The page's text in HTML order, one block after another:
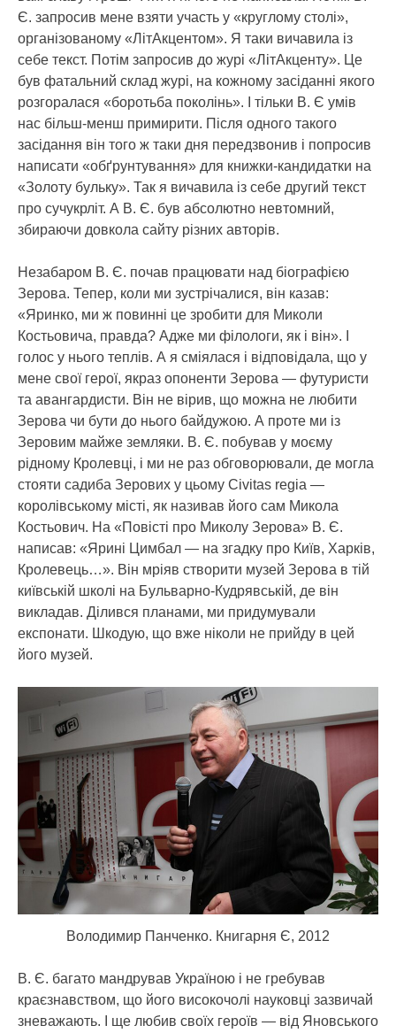
Є. запросив мене взяти участь у «круглому столі»,
організованому «ЛітАкцентом». Я таки вичавила із
себе текст. Потім запросив до журі «ЛітАкценту». Це
був фатальний склад журі, на кожному засіданні якого
розгоралася «боротьба поколінь». І тільки В. Є умів
нас більш-менш примирити. Після одного такого
засідання він того ж таки дня передзвонив і попросив
написати «обґрунтування» для книжки-кандидатки на
«Золоту бульку». Так я вичавила із себе другий текст
про сучукрліт. А В. Є. був абсолютно невтомний,
збираючи довкола сайту різних авторів.
Незабаром В. Є. почав працювати над біографією
Зерова. Тепер, коли ми зустрічалися, він казав:
«Яринко, ми ж повинні це зробити для Миколи
Костьовича, правда? Адже ми філологи, як і він». І
голос у нього теплів. А я сміялася і відповідала, що у
мене свої герої, якраз опоненти Зерова — футуристи
та авангардисти. Він не вірив, що можна не любити
Зерова чи бути до нього байдужою. А проте ми із
Зеровим майже земляки. В. Є. побував у моєму
рідному Кролевці, і ми не раз обговорювали, де могла
стояти садиба Зерових у цьому Civitas regia —
королівському місті, як називав його сам Микола
Костьович. На «Повісті про Миколу Зерова» В. Є.
написав: «Ярині Цимбал — на згадку про Київ, Харків,
Кролевець…». Він мріяв створити музей Зерова в тій
київській школі на Бульварно-Кудрявській, де він
викладав. Ділився планами, ми придумували
експонати. Шкодую, що вже ніколи не прийду в цей
його музей.
Володимир Панченко. Книгарня Є, 2012
В. Є. багато мандрував Україною і не гребував
краєзнавством, що його високочолі науковці зазвичай
зневажають. І ще любив своїх героїв — від Яновського